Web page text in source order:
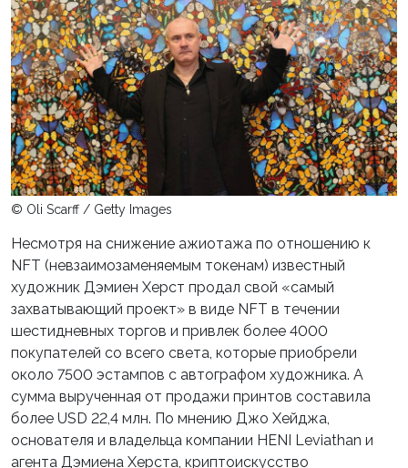
© Oli Scarff / Getty Images
Несмотря на снижение ажиотажа по отношению к
NFT (невзаимозаменяемым токенам) известный
художник Дэмиен Херст продал свой «самый
захватывающий проект» в виде NFT в течении
шестидневных торгов и привлек более 4000
покупателей со всего света, которые приобрели
около 7500 эстампов с автографом художника. А
сумма вырученная от продажи принтов составила
более USD 22,4 млн. По мнению Джо Хейджа,
основателя и владельца компании HENI Leviathan и
агента Дэмиена Херста, криптоискусство